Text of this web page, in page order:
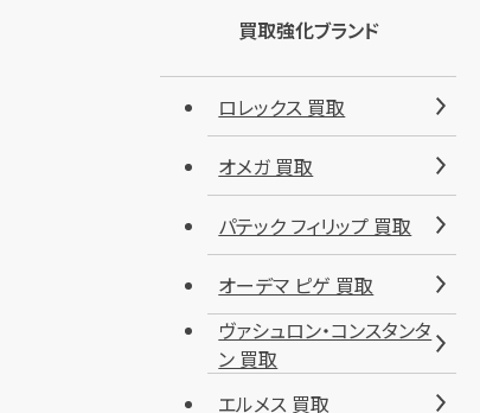
買取強化ブランド
ロレックス 買取
オメガ 買取
パテック フィリップ 買取
オーデマ ピゲ 買取
ヴァシュロン・コンスタンタ
ン 買取
エルメス 買取